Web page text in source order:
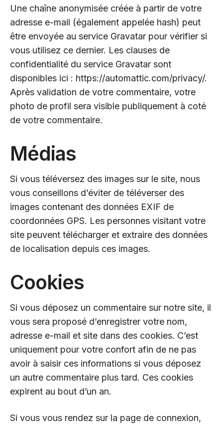
Une chaîne anonymisée créée à partir de votre
adresse e-mail (également appelée hash) peut
être envoyée au service Gravatar pour vérifier si
vous utilisez ce dernier. Les clauses de
confidentialité du service Gravatar sont
disponibles ici : https://automattic.com/privacy/.
Après validation de votre commentaire, votre
photo de profil sera visible publiquement à coté
de votre commentaire.
Médias
Si vous téléversez des images sur le site, nous
vous conseillons d’éviter de téléverser des
images contenant des données EXIF de
coordonnées GPS. Les personnes visitant votre
site peuvent télécharger et extraire des données
de localisation depuis ces images.
Cookies
Si vous déposez un commentaire sur notre site, il
vous sera proposé d’enregistrer votre nom,
adresse e-mail et site dans des cookies. C’est
uniquement pour votre confort afin de ne pas
avoir à saisir ces informations si vous déposez
un autre commentaire plus tard. Ces cookies
expirent au bout d’un an.
Si vous vous rendez sur la page de connexion,